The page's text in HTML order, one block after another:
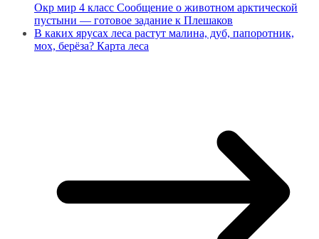
Окр мир 4 класс Сообщение о животном арктической
пустыни — готовое задание к Плешаков
В каких ярусах леса растут малина, дуб, папоротник,
мох, берёза? Карта леса